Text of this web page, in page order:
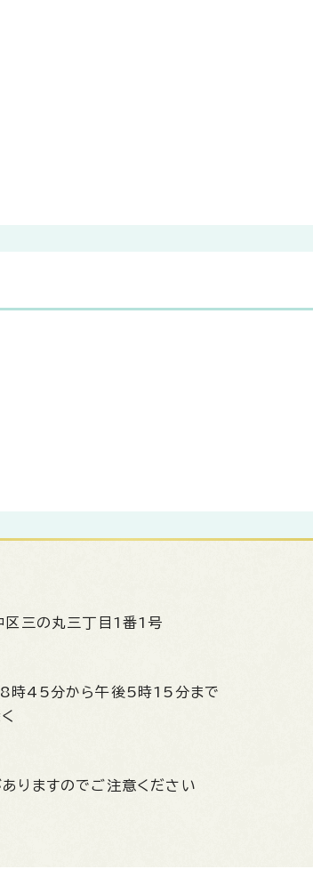
区三の丸三丁目1番1号
時45分から午後5時15分まで
りますのでご注意ください